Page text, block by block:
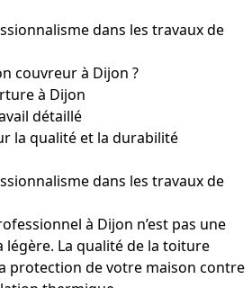
dans les travaux de
couvreur à Dijon ?
à Dijon
détaillé
la qualité et la durabilité
dans les travaux de
à Dijon n’est pas une
légère. La qualité de la toiture
protection de votre maison contre